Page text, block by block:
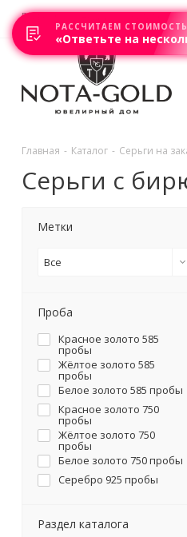
Главная Акции Каталоги
Главная - Каталог - Серьги на
Серьги с
Метки
Все
Проба
Красное золото 585
пробы
Жёлтое золото 585
пробы
Белое золото 585 пробы
Красное золото 750
пробы
Жёлтое золото 750
пробы
Белое золото 750 пробы
Серебро 925 пробы
Раздел каталога
РАССЧИТАЕМ
«Ответьте на